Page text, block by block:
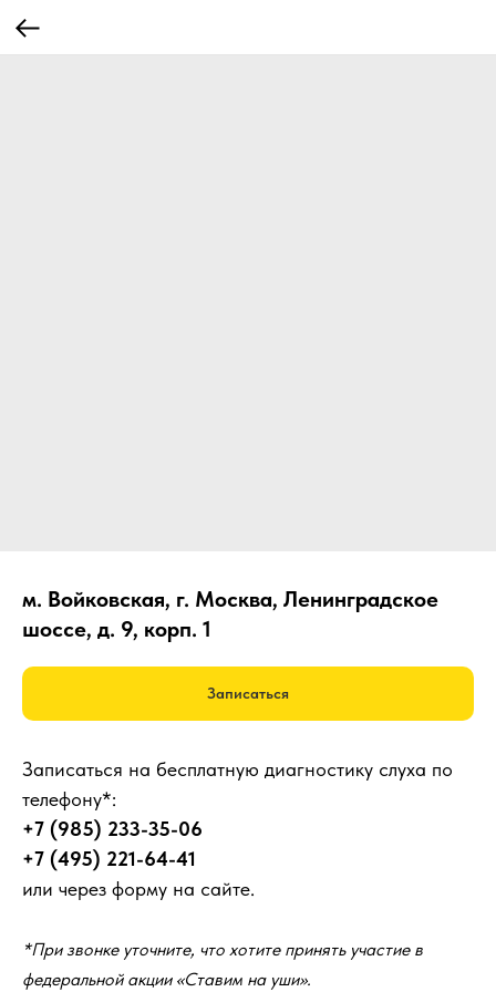
м. Войковская, г. Москва, Ленинградское
шоссе, д. 9, корп. 1
Записаться
Записаться на бесплатную диагностику слуха по
телефону*:
+7 (985) 233-35-06
+7 (495) 221-64-41
или через форму на сайте.
*При звонке уточните, что хотите принять участие в
федеральной акции «Ставим на уши».